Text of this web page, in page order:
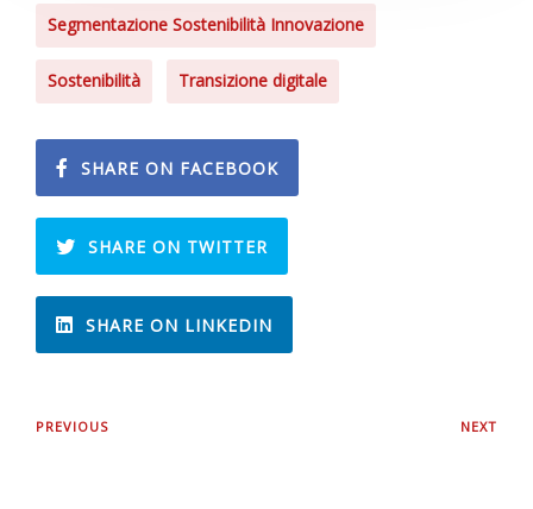
Segmentazione Sostenibilità Innovazione
Sostenibilità Transizione digitale
SHARE ON FACEBOOK
SHARE ON TWITTER
SHARE ON LINKEDIN
PREVIOUS NEXT